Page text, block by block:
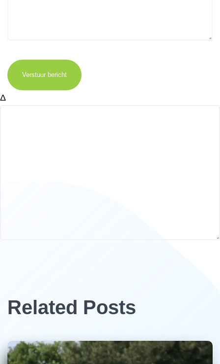
Verstuur bericht
Δ
Related Posts